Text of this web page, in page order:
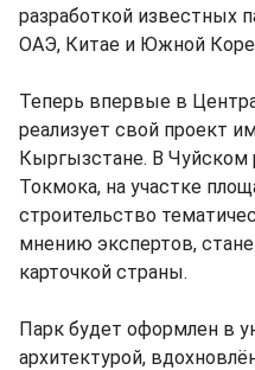
разработкой известных
ОАЭ, Китае и Южной
Теперь впервые в
реализует свой проект
Кыргызстане. В Чуйском
Токмока, на участке
строительство
мнению экспертов,
карточкой страны.
Парк будет оформлен в
архитектурой,